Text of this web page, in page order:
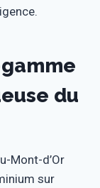
du
Mont-d’Or
sur